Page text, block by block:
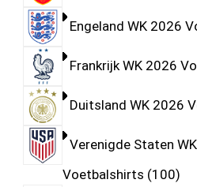
Engeland WK 2026
Frankrijk WK 2026
Duitsland WK 2026
Verenigde Staten
Voetbalshirts 100